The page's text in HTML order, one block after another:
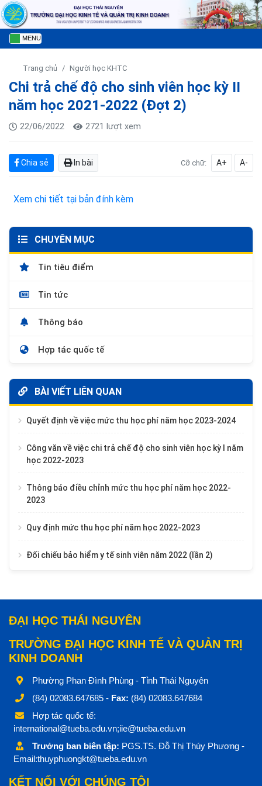
MENU
Trang chủ Người học KHTC
Chi trả chế độ cho sinh viên học kỳ II
năm học 2021-2022 (Đợt 2)
22/06/2022 2721 lượt xem
Chia sẻ In bài Cỡ chữ: A+ A-
Xem chi tiết tại bản đính kèm
CHUYÊN MỤC
Tin tiêu điểm
Tin tức
Thông báo
Hợp tác quốc tế
BÀI VIẾT LIÊN QUAN
Quyết định về việc mức thu học phí năm học 2023-2024
Công văn về việc chi trả chế độ cho sinh viên học kỳ I năm
học 2022-2023
Thông báo điều chỉnh mức thu học phí năm học 2022-
2023
Quy định mức thu học phí năm học 2022-2023
Đối chiếu bảo hiểm y tế sinh viên năm 2022 (lần 2)
ĐẠI HỌC THÁI NGUYÊN
TRƯỜNG ĐẠI HỌC KINH TẾ VÀ QUẢN TRỊ
KINH DOANH
Phường Phan Đình Phùng - Tỉnh Thái Nguyên
(84) 02083.647685 - Fax: (84) 02083.647684
Hợp tác quốc tế:
international@tueba.edu.vn;iie@tueba.edu.vn
Trưởng ban biên tập: PGS.TS. Đỗ Thị Thúy Phương -
Email:thuyphuongkt@tueba.edu.vn
KẾT NỐI VỚI CHÚNG TÔI